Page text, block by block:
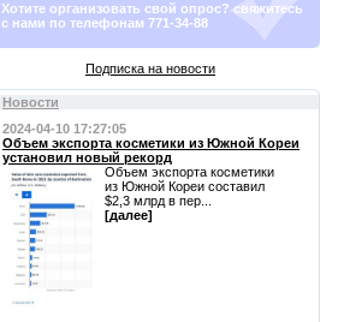
Хотите организовать свой опрос? свяжитесь
с нами по телефонам 771-34-88
Подписка на новости
Новости
2024-04-10 17:27:05
Объем экспорта косметики из Южной Кореи
установил новый рекорд
Объем экспорта косметики
из Южной Кореи составил
$2,3 млрд в пер...
[далее]